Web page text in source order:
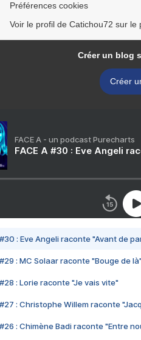
Préférences cookies
Voir le profil de Catichou72 sur le
Créer un blog
Créer
FACE A - un podcast Purecharts
FACE A #30 : Eve Angeli
#30 : Eve Angeli raconte "Avant de
#29 : MC Solaar raconte "Bouge de là"
#28 : Lorie raconte "Je vais vite"
#27 : Christophe Willem raconte
#26 : Chimène Badi raconte "Entre